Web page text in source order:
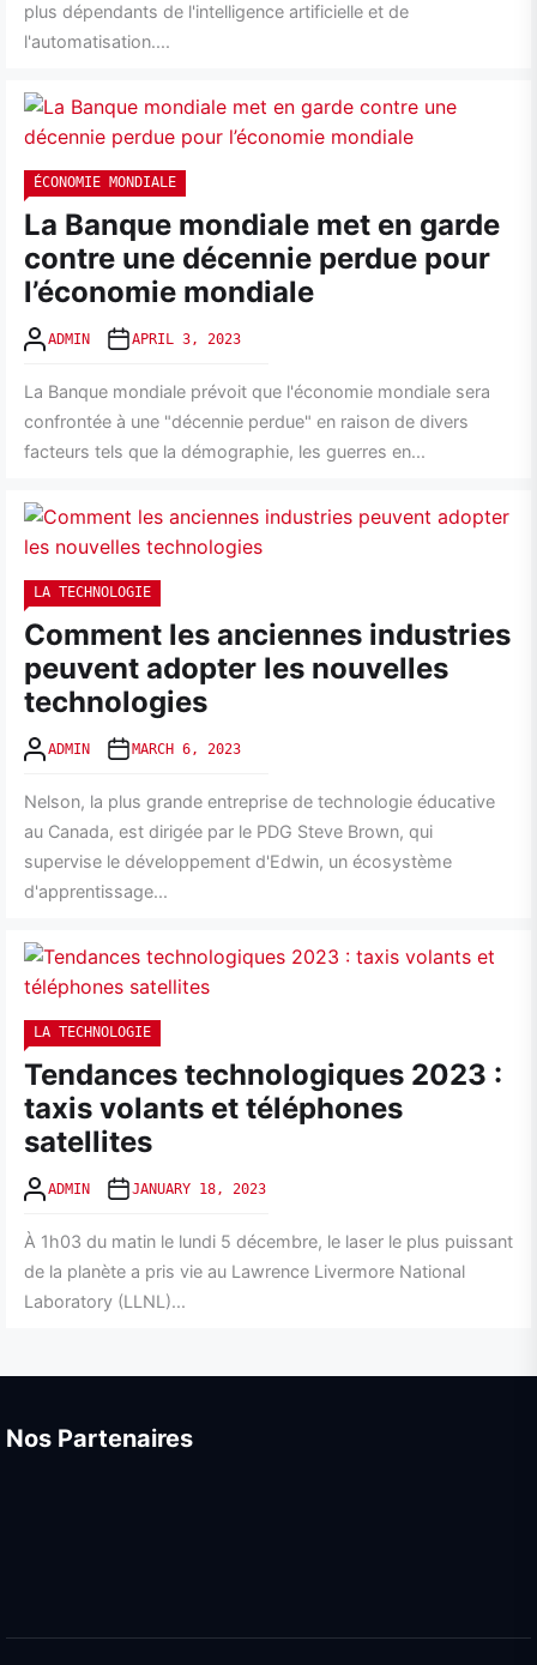
plus dépendants de l'intelligence artificielle et de
l'automatisation....
ÉCONOMIE MONDIALE
La Banque mondiale met en garde
contre une décennie perdue pour
l’économie mondiale
ADMIN APRIL 3, 2023
La Banque mondiale prévoit que l'économie mondiale sera
confrontée à une "décennie perdue" en raison de divers
facteurs tels que la démographie, les guerres en...
LA TECHNOLOGIE
Comment les anciennes industries
peuvent adopter les nouvelles
technologies
ADMIN MARCH 6, 2023
Nelson, la plus grande entreprise de technologie éducative
au Canada, est dirigée par le PDG Steve Brown, qui
supervise le développement d'Edwin, un écosystème
d'apprentissage...
LA TECHNOLOGIE
Tendances technologiques 2023 :
taxis volants et téléphones
satellites
ADMIN JANUARY 18, 2023
À 1h03 du matin le lundi 5 décembre, le laser le plus puissant
de la planète a pris vie au Lawrence Livermore National
Laboratory (LLNL)...
Nos Partenaires